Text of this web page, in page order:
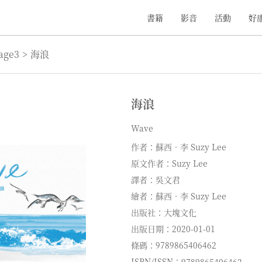
書籍 影音 活動 好
> 海浪
海浪
Wave
作者：蘇西．李 Suzy Lee
原文作者：Suzy Lee
譯者：吳文君
繪者：蘇西．李 Suzy Lee
出版社：大塊文化
出版日期：2020-01-01
條碼：9789865406462